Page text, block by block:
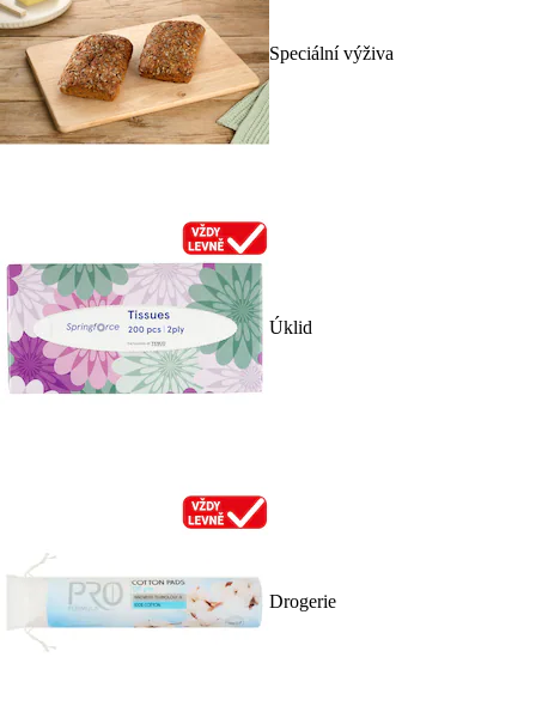
Speciální výživa
Úklid
Drogerie